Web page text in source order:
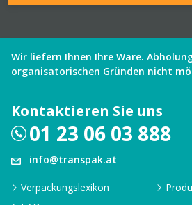
Wir liefern Ihnen Ihre Ware.
organisatorischen Gründen nicht
Kontaktieren Sie uns
01 23 06 03 888
info@transpak.at
Verpackungslexikon